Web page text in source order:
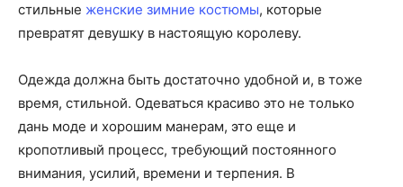
стильные женские зимние костюмы, которые
превратят девушку в настоящую королеву.
Одежда должна быть достаточно удобной и, в тоже
время, стильной. Одеваться красиво это не только
дань моде и хорошим манерам, это еще и
кропотливый процесс, требующий постоянного
внимания, усилий, времени и терпения. В